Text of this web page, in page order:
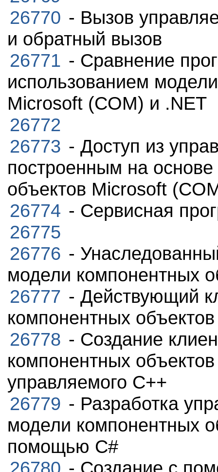
26770 - Вызов
и обратный вызов
26771 - Сравнение
использованием
Microsoft (COM) и .NET
26772
26773 - Доступ из
построенным на
объектов Microsoft
26774 - Сервисная
26775
26776 -
модели компонентных
26777 - Действующий
компонентных
26778 - Создание
компонентных
управляемого C++
26779 - Разработка
модели компонентных
помощью С#